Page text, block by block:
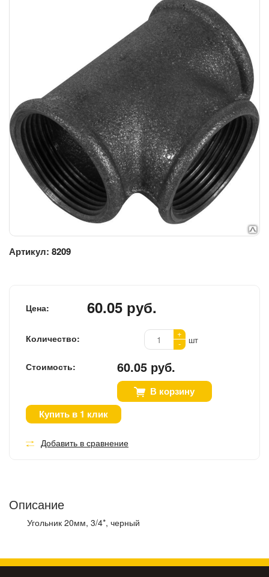
Артикул: 8209
Цена: 60.05 руб.
Количество:
+
-
шт
Стоимость: 60.05 руб.
В корзину
Купить в 1 клик
Добавить в сравнение
Описание
Угольник 20мм, 3/4*, черный